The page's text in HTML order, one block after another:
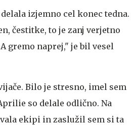
izjemno cel konec tedna.
čestitke, to je zanj verjetno
gremo naprej," je bil vesel
Bilo je stresno, imel sem
so delale odlično. Na
ekipi in zaslužil sem si ta